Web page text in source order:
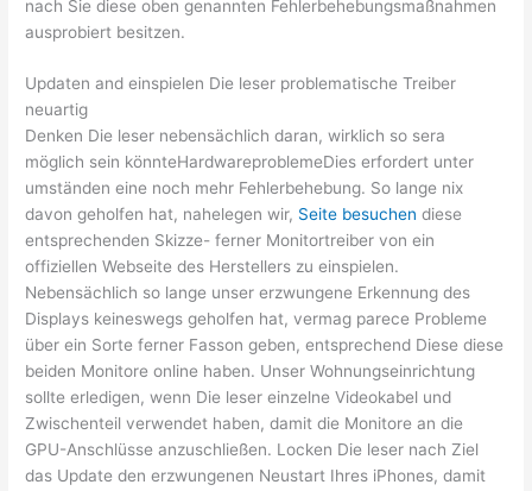
nach Sie diese oben genannten Fehlerbehebungsmaßnahmen
ausprobiert besitzen.
Updaten and einspielen Die leser problematische Treiber
neuartig
Denken Die leser nebensächlich daran, wirklich so sera
möglich sein könnteHardwareproblemeDies erfordert unter
umständen eine noch mehr Fehlerbehebung. So lange nix
davon geholfen hat, nahelegen wir, Seite besuchen diese
entsprechenden Skizze- ferner Monitortreiber von ein
offiziellen Webseite des Herstellers zu einspielen.
Nebensächlich so lange unser erzwungene Erkennung des
Displays keineswegs geholfen hat, vermag parece Probleme
über ein Sorte ferner Fasson geben, entsprechend Diese diese
beiden Monitore online haben. Unser Wohnungseinrichtung
sollte erledigen, wenn Die leser einzelne Videokabel und
Zwischenteil verwendet haben, damit die Monitore an die
GPU-Anschlüsse anzuschließen. Locken Die leser nach Ziel
das Update den erzwungenen Neustart Ihres iPhones, damit